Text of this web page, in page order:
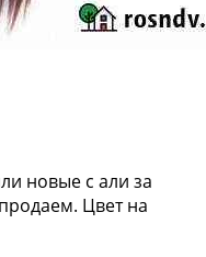
новые с али за
Цвет на